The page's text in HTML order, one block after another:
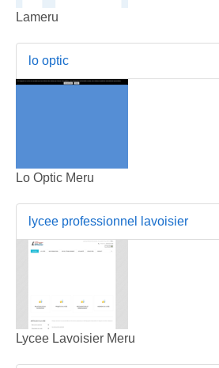
Lameru
lo optic
Lo Optic Meru
lycee professionnel lavoisier
Lycee Lavoisier Meru